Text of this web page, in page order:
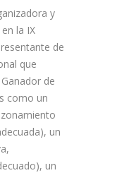
y
la IX
de
que
de
como un
un
un